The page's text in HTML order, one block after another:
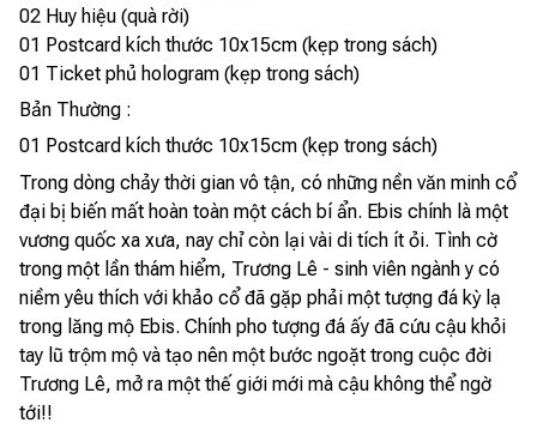
02 Huy hiệu (quà rời)
01 Postcard kích thước 10x15cm (kẹp trong sách)
01 Ticket phủ hologram (kẹp trong sách)
Bản Thường :
01 Postcard kích thước 10x15cm (kẹp trong sách)
Trong dòng chảy thời gian vô tận, có những nền văn minh cổ
đại bị biến mất hoàn toàn một cách bí ẩn. Ebis chính là một
vương quốc xa xưa, nay chỉ còn lại vài di tích ít ỏi. Tình cờ
trong một lần thám hiểm, Trương Lê - sinh viên ngành y có
niềm yêu thích với khảo cổ đã gặp phải một tượng đá kỳ lạ
trong lăng mộ Ebis. Chính pho tượng đá ấy đã cứu cậu khỏi
tay lũ trộm mộ và tạo nên một bước ngoặt trong cuộc đời
Trương Lê, mở ra một thế giới mới mà cậu không thể ngờ
tới!!